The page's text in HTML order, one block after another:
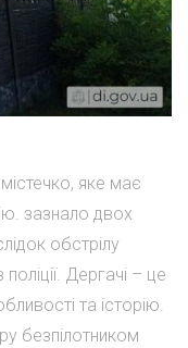
яке має
зазнало двох
обстрілу
Дергачі – це
та історію.
безпілотником